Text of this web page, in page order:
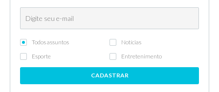
Todos assuntos
Notícias
Esporte
Entretenimento
CADASTRAR